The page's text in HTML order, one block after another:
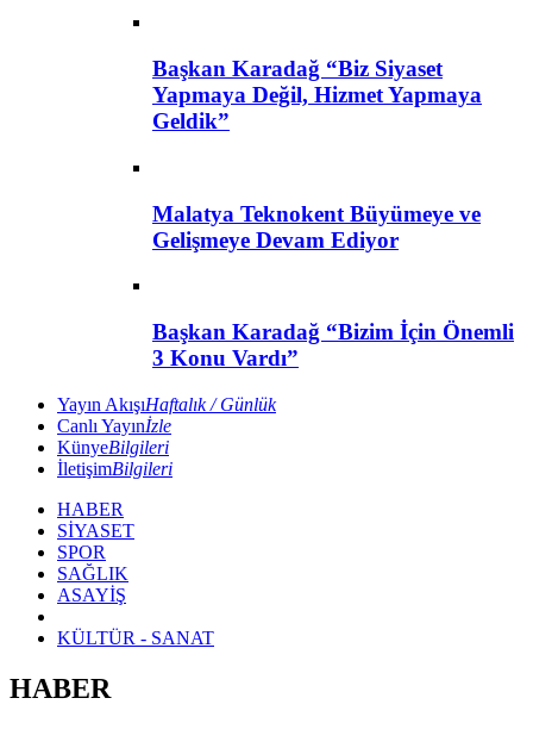
Başkan Karadağ “Biz Siyaset
Yapmaya Değil, Hizmet Yapmaya
Geldik”
Malatya Teknokent Büyümeye ve
Gelişmeye Devam Ediyor
Başkan Karadağ “Bizim İçin Önemli
3 Konu Vardı”
Yayın AkışıHaftalık / Günlük
Canlı Yayınİzle
KünyeBilgileri
İletişimBilgileri
HABER
SİYASET
SPOR
SAĞLIK
ASAYİŞ
KÜLTÜR - SANAT
HABER